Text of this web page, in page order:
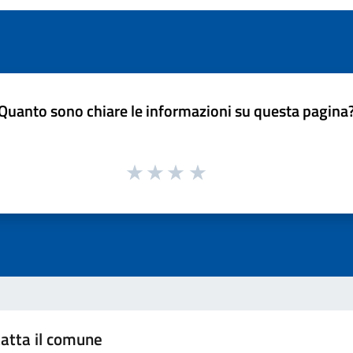
sono chiare le informazioni su questa
il comune